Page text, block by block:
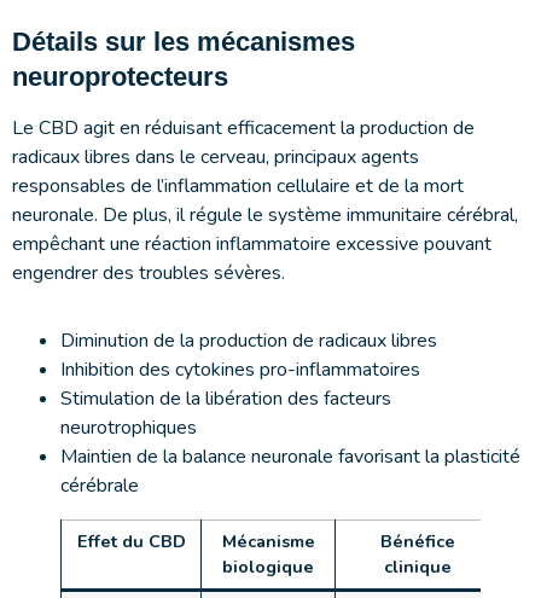
Détails sur les mécanismes
neuroprotecteurs
Le CBD agit en réduisant efficacement la production de
radicaux libres dans le cerveau, principaux agents
responsables de l’inflammation cellulaire et de la mort
neuronale. De plus, il régule le système immunitaire cérébral,
empêchant une réaction inflammatoire excessive pouvant
engendrer des troubles sévères.
Diminution de la production de radicaux libres
Inhibition des cytokines pro-inflammatoires
Stimulation de la libération des facteurs
neurotrophiques
Maintien de la balance neuronale favorisant la plasticité
cérébrale
Effet du CBD
Mécanisme
biologique
Bénéfice
clinique